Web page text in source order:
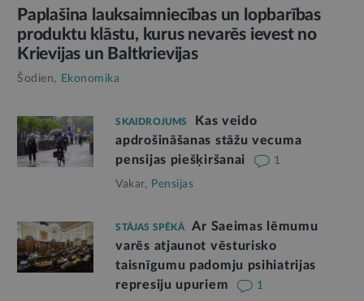
Paplašina lauksaimniecības un lopbarības
produktu klāstu, kurus nevarēs ievest no
Krievijas un Baltkrievijas
Šodien, Ekonomika
SKAIDROJUMS
Kas veido
apdrošināšanas stāžu vecuma
pensijas piešķiršanai
1
Vakar, Pensijas
STĀJAS SPĒKĀ
Ar Saeimas lēmumu
varēs atjaunot vēsturisko
taisnīgumu padomju psihiatrijas
represiju upuriem
1